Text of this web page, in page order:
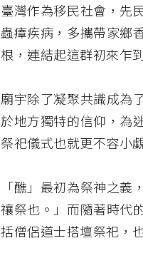
臺灣作為移民社會，先
蟲瘴疾病，多攜帶家鄉
根，連結起這群初來乍
廟宇除了凝聚共識成為
於地方獨特的信仰，為
祭祀儀式也就更不容小
「醮」最初為祭神之
禳祭也。」而隨著時代
括僧侶道士搭壇祭祀，